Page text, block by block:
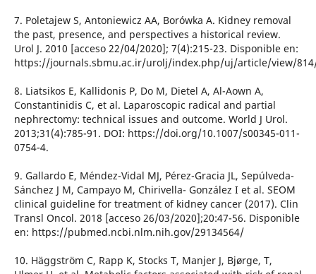
7. Poletajew S, Antoniewicz AA, Borówka A. Kidney removal
the past, presence, and perspectives a historical review.
Urol J. 2010 [acceso 22/04/2020]; 7(4):215-23. Disponible en:
https://journals.sbmu.ac.ir/urolj/index.php/uj/article/view/
8. Liatsikos E, Kallidonis P, Do M, Dietel A, Al-Aown A,
Constantinidis C, et al. Laparoscopic radical and partial
nephrectomy: technical issues and outcome. World J Urol.
2013;31(4):785-91. DOI: https://doi.org/10.1007/s00345-011-
0754-4.
9. Gallardo E, Méndez-Vidal MJ, Pérez-Gracia JL, Sepúlveda-
Sánchez J M, Campayo M, Chirivella- González I et al. SEOM
clinical guideline for treatment of kidney cancer (2017). Clin
Transl Oncol. 2018 [acceso 26/03/2020];20:47-56. Disponible
en: https://pubmed.ncbi.nlm.nih.gov/29134564/
10. Häggström C, Rapp K, Stocks T, Manjer J, Bjørge, T,